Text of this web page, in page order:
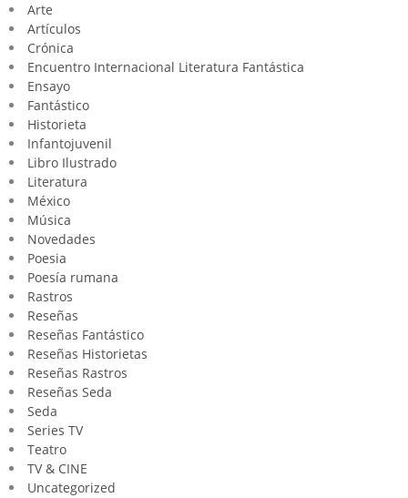
Arte
Artículos
Crónica
Encuentro Internacional Literatura Fantástica
Ensayo
Fantástico
Historieta
Infantojuvenil
Libro Ilustrado
Literatura
México
Música
Novedades
Poesia
Poesía rumana
Rastros
Reseñas
Reseñas Fantástico
Reseñas Historietas
Reseñas Rastros
Reseñas Seda
Seda
Series TV
Teatro
TV & CINE
Uncategorized